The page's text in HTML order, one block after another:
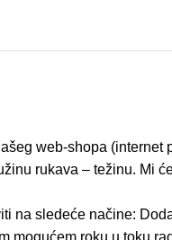
web-shopa
rukava – težinu. Mi
na sledeće načine:
mogućem roku u toku